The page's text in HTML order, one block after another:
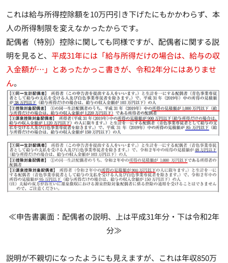
これは給与所得控除額を10万円引き下げたにもかかわらず、本
人の所得制限を変えなかったからです。
配偶者（特別）控除に関しても同様ですが、配偶者に関する説
明を見ると、 平成31年には「給与所得だけの場合は、給与の収
入金額が…」とあったかっこ書きが、令和2年分にはありませ
ん。
≪申告書裏面：配偶者の説明、上は平成31年分・下は令和2年
分≫
説明が不親切になったようにも見えますが、これは年収850万